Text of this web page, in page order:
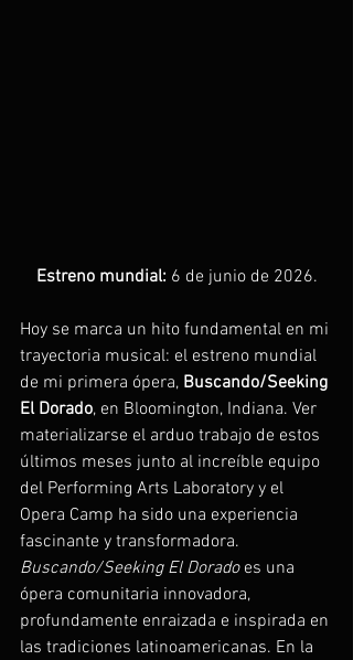
Estreno mundial: 6 de junio de 2026.
Hoy se marca un hito fundamental en mi
trayectoria musical: el estreno mundial
de mi primera ópera, Buscando/Seeking
El Dorado, en Bloomington, Indiana. Ver
materializarse el arduo trabajo de estos
últimos meses junto al increíble equipo
del Performing Arts Laboratory y el
Opera Camp ha sido una experiencia
fascinante y transformadora.
Buscando/Seeking El Dorado es una
ópera comunitaria innovadora,
profundamente enraizada e inspirada en
las tradiciones latinoamericanas. En la